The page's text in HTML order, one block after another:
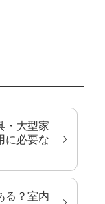
・大型家
に必要な
る？室内